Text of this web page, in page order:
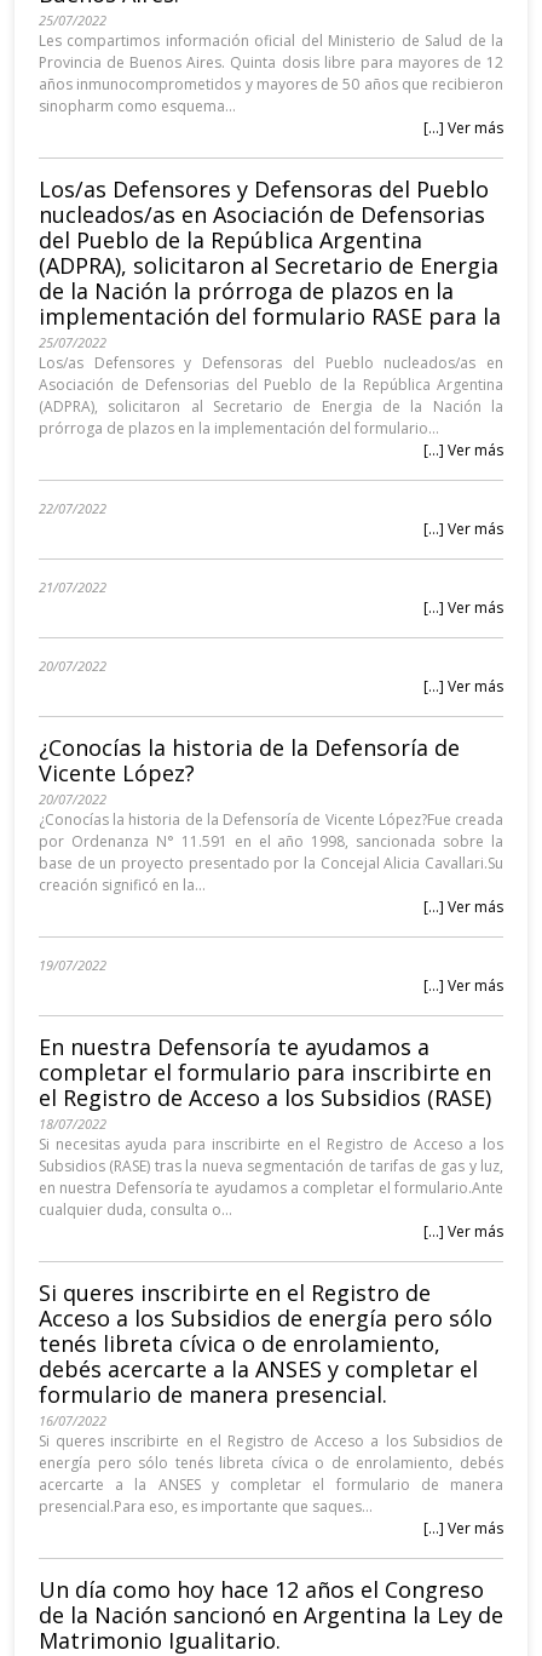
25/07/2022
Les compartimos información oficial del Ministerio de Salud de la
Provincia de Buenos Aires. Quinta dosis libre para mayores de 12
años inmunocomprometidos y mayores de 50 años que recibieron
sinopharm como esquema...
[...] Ver más
Los/as Defensores y Defensoras del Pueblo
nucleados/as en Asociación de Defensorias
del Pueblo de la República Argentina
(ADPRA), solicitaron al Secretario de Energia
de la Nación la prórroga de plazos en la
implementación del formulario RASE para la
25/07/2022
Los/as Defensores y Defensoras del Pueblo nucleados/as en
Asociación de Defensorias del Pueblo de la República Argentina
(ADPRA), solicitaron al Secretario de Energia de la Nación la
prórroga de plazos en la implementación del formulario...
[...] Ver más
22/07/2022
[...] Ver más
21/07/2022
[...] Ver más
20/07/2022
[...] Ver más
¿Conocías la historia de la Defensoría de
Vicente López?
20/07/2022
¿Conocías la historia de la Defensoría de Vicente López?Fue creada
por Ordenanza N° 11.591 en el año 1998, sancionada sobre la
base de un proyecto presentado por la Concejal Alicia Cavallari.Su
creación significó en la...
[...] Ver más
19/07/2022
[...] Ver más
En nuestra Defensoría te ayudamos a
completar el formulario para inscribirte en
el Registro de Acceso a los Subsidios (RASE)
18/07/2022
Si necesitas ayuda para inscribirte en el Registro de Acceso a los
Subsidios (RASE) tras la nueva segmentación de tarifas de gas y luz,
en nuestra Defensoría te ayudamos a completar el formulario.Ante
cualquier duda, consulta o...
[...] Ver más
Si queres inscribirte en el Registro de
Acceso a los Subsidios de energía pero sólo
tenés libreta cívica o de enrolamiento,
debés acercarte a la ANSES y completar el
formulario de manera presencial.
16/07/2022
Si queres inscribirte en el Registro de Acceso a los Subsidios de
energía pero sólo tenés libreta cívica o de enrolamiento, debés
acercarte a la ANSES y completar el formulario de manera
presencial.Para eso, es importante que saques...
[...] Ver más
Un día como hoy hace 12 años el Congreso
de la Nación sancionó en Argentina la Ley de
Matrimonio Igualitario.